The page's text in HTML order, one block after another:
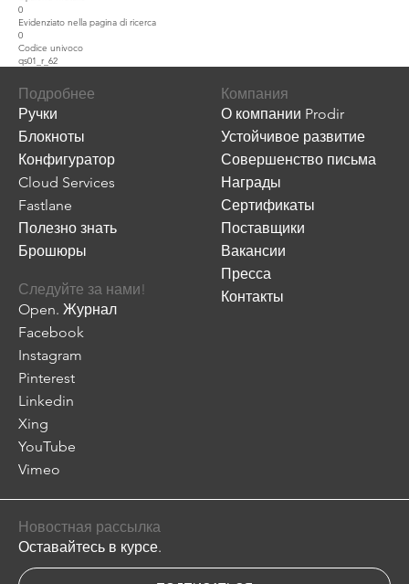
0
Evidenziato nella pagina di ricerca
0
Codice univoco
qs01_r_62
Подробнее
Ручки
Блокноты
Конфигуратор
Cloud Services
Fastlane
Полезно знать
Брошюры
Компания
О компании Prodir
Устойчивое развитие
Совершенство письма
Награды
Сертификаты
Поставщики
Вакансии
Пресса
Контакты
Следуйте за нами!
Open. Журнал
Facebook
Instagram
Pinterest
Linkedin
Xing
YouTube
Vimeo
Новостная рассылка
Оставайтесь в курсе.